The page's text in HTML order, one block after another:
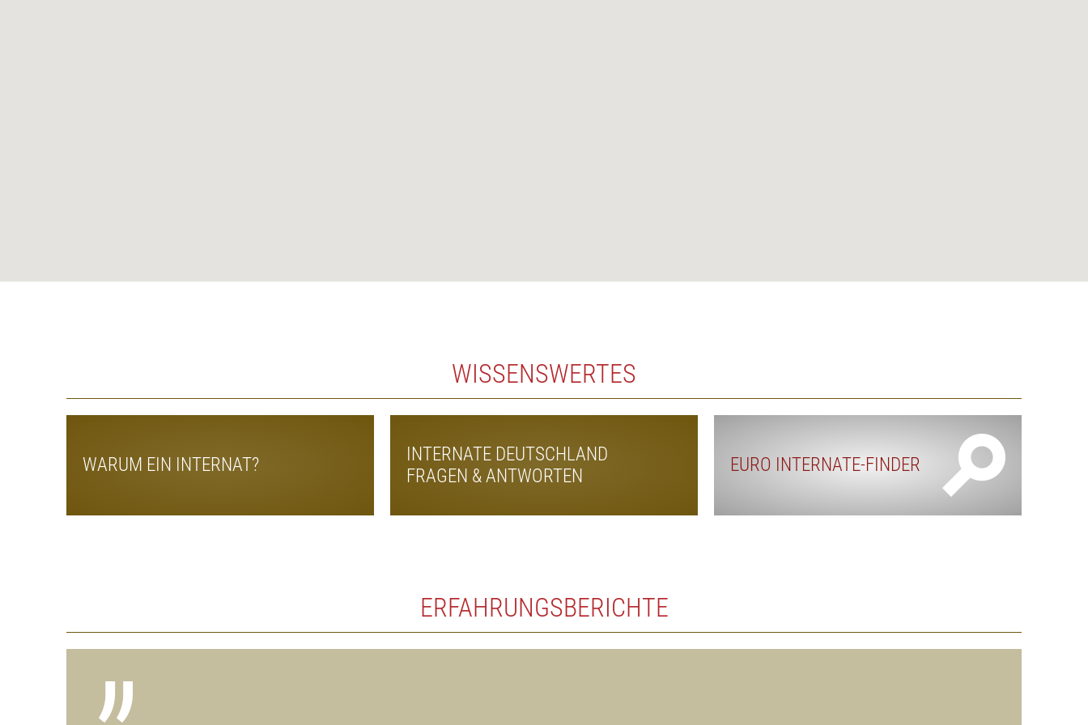
WISSENSWERTES
WARUM EIN INTERNAT?
INTERNATE DEUTSCHLAND
FRAGEN & ANTWORTEN
EURO INTERNATE-FINDER
ERFAHRUNGSBERICHTE